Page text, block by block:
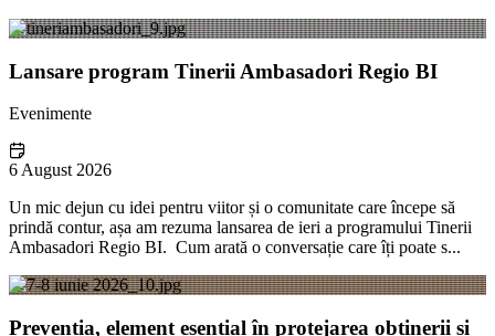
Lansare program Tinerii Ambasadori Regio BI
Evenimente
6 August 2026
Un mic dejun cu idei pentru viitor și o comunitate care începe să
prindă contur, așa am rezuma lansarea de ieri a programului Tinerii
Ambasadori Regio BI. Cum arată o conversație care îți poate s...
Prevenția, element esențial în protejarea obținerii și